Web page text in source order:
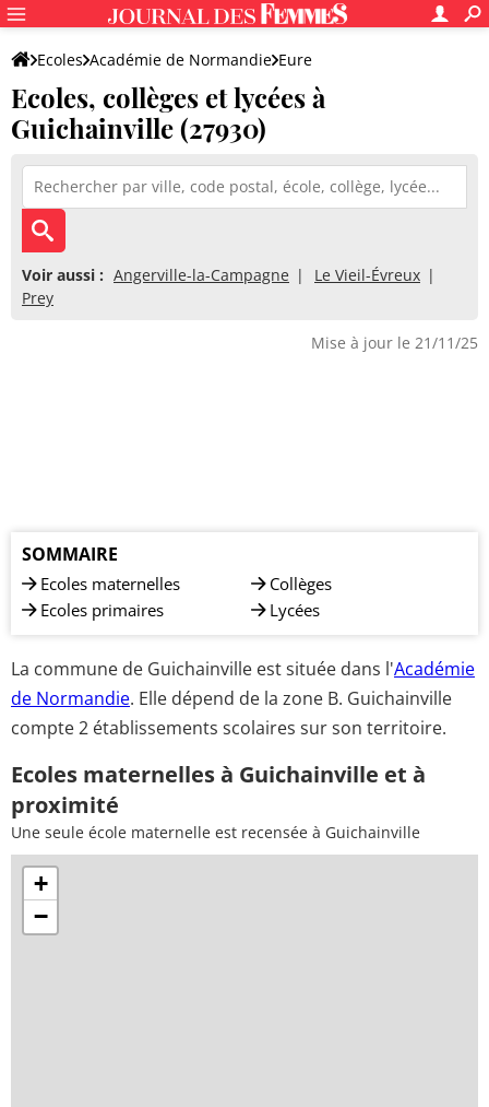
Ecoles Académie de Normandie Eure
Ecoles, collèges et lycées à
Guichainville (27930)
Voir aussi : Angerville-la-Campagne
Le Vieil-Évreux
Prey
Mise à jour le 21/11/25
SOMMAIRE
Ecoles maternelles
Ecoles primaires
Collèges
Lycées
La commune de Guichainville est située dans l'Académie
de Normandie. Elle dépend de la zone B. Guichainville
compte 2 établissements scolaires sur son territoire.
Ecoles maternelles à Guichainville et à
proximité
Une seule école maternelle est recensée à Guichainville
+
−